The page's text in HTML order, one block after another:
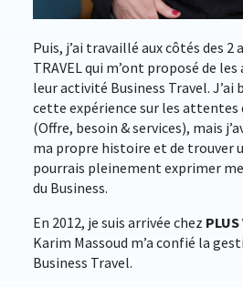
Puis, j’ai travaillé aux côtés des 2
TRAVEL qui m’ont proposé de
leur activité Business Travel. J’ai
cette expérience sur les attentes
(Offre, besoin & services), mais
ma propre histoire et de trouver
pourrais pleinement exprimer
du Business.
En 2012, je suis arrivée chez PLUS
Karim Massoud m’a confié la
Business Travel.